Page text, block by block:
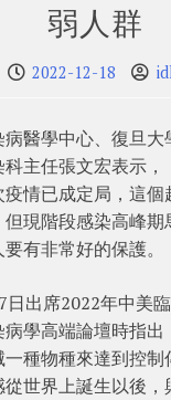
弱人群
2022-12-18
病醫學中心、復旦大
科主任張文宏表示，
疫情已成定局，這個
現階段感染高峰期
有非常好的保護。
日出席2022年中美
學高端論壇時指出
種物種來達到控制
從世界上誕生以後，